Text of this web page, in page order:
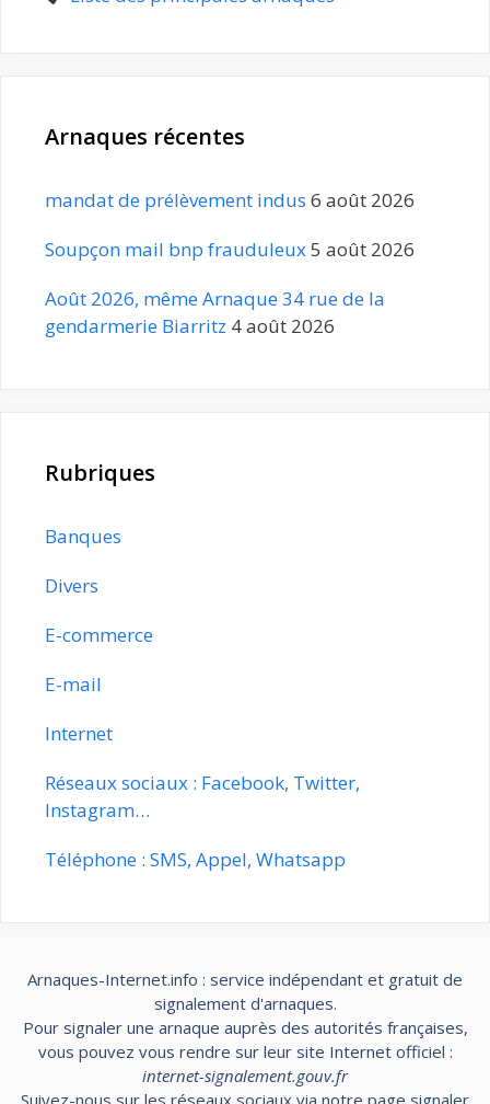
Arnaques récentes
mandat de prélèvement indus 6 août 2026
Soupçon mail bnp frauduleux5 août 2026
Août 2026, même Arnaque 34 rue de la
gendarmerie Biarritz 4 août 2026
Rubriques
Banques
Divers
E-commerce
E-mail
Internet
Réseaux sociaux : Facebook, Twitter,
Instagram…
Téléphone : SMS, Appel, Whatsapp
Arnaques-Internet.info : service indépendant et gratuit de
signalement d'arnaques.
Pour signaler une arnaque auprès des autorités françaises,
vous pouvez vous rendre sur leur site Internet officiel :
internet-signalement.gouv.fr
Suivez-nous sur les réseaux sociaux via notre page signaler